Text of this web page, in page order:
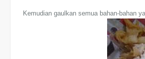
Kemudian gaulkan semua bahan-bahan